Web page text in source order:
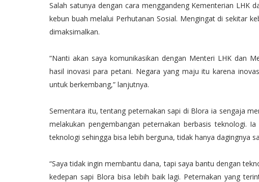
Salah satunya dengan cara menggandeng Kementerian LHK
kebun buah melalui Perhutanan Sosial. Mengingat di sekitar
dimaksimalkan.
“Nanti akan saya komunikasikan dengan Menteri LHK dan
hasil inovasi para petani. Negara yang maju itu karena
untuk berkembang,” lanjutnya.
Sementara itu, tentang peternakan sapi di Blora ia sengaja
melakukan pengembangan peternakan berbasis teknologi.
teknologi sehingga bisa lebih berguna, tidak hanya dagingnya
“Saya tidak ingin membantu dana, tapi saya bantu dengan
kedepan sapi Blora bisa lebih baik lagi. Peternakan yang